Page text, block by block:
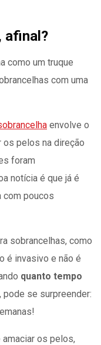
afinal?
como um truque
com uma
envolve o
os pelos na direção
foram
notícia é que já é
com poucos
sobrancelhas, como
é invasivo e não é
quanto tempo
se surpreender:
amaciar os pelos,